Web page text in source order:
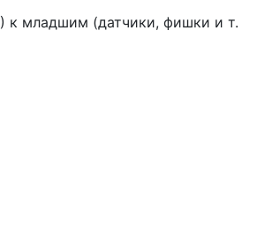
к младшим (датчики, фишки и т.